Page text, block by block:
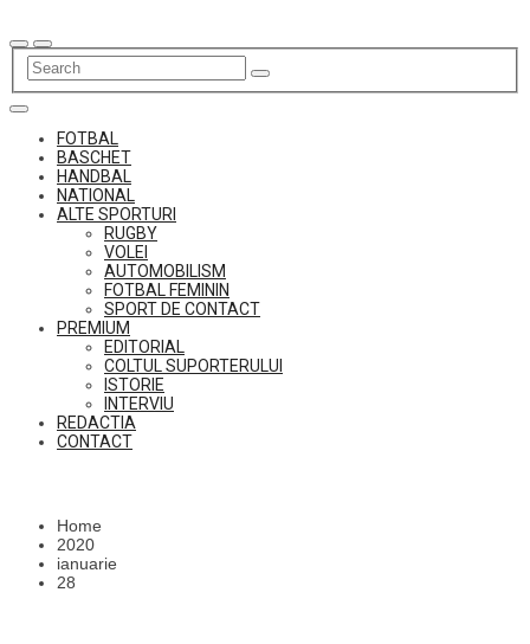
to
content
FOTBAL
BASCHET
HANDBAL
NATIONAL
ALTE SPORTURI
RUGBY
VOLEI
AUTOMOBILISM
FOTBAL FEMININ
SPORT DE CONTACT
PREMIUM
EDITORIAL
COLTUL SUPORTERULUI
ISTORIE
INTERVIU
REDACTIA
CONTACT
Home
2020
ianuarie
28